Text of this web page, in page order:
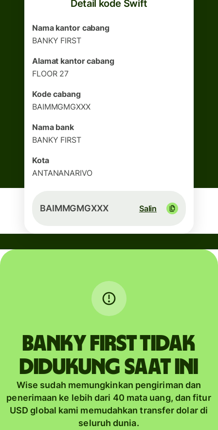
Detail kode Swift
Nama kantor cabang
BANKY FIRST
Alamat kantor cabang
FLOOR 27
Kode cabang
BAIMMGMGXXX
Nama bank
BANKY FIRST
Kota
ANTANANARIVO
BAIMMGMGXXX Salin
BANKY FIRST tidak
didukung saat ini
Wise sudah memungkinkan pengiriman dan
penerimaan ke lebih dari 40 mata uang, dan fitur
USD global kami memudahkan transfer dolar di
seluruh dunia.